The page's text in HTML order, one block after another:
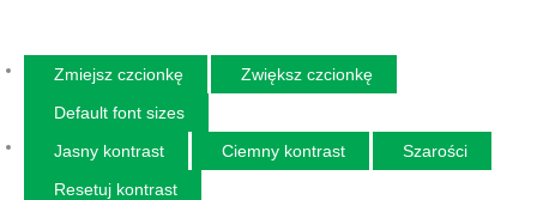
Zmiejsz czcionkę
Zwiększ czcionkę
Default font sizes
Jasny kontrast
Ciemny kontrast
Szarości
Resetuj kontrast